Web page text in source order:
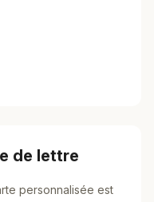
de lettre
personnalisée est